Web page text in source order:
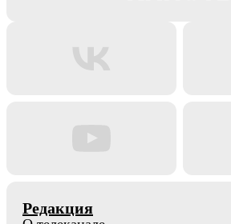
Редакция